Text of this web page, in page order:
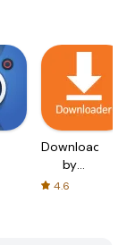
Downloader
by
AFTVnews
4.6